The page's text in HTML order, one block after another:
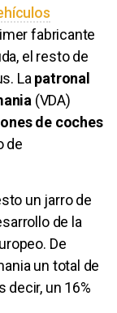
fabricante
el resto de
La patronal
(VDA)
de coches
de
un jarro de
de la
De
un total de
decir, un 16%